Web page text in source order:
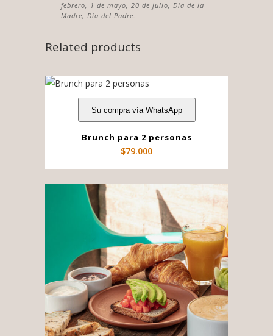
febrero, 1 de mayo, 20 de julio, Día de la
Madre, Día del Padre.
Related products
Su compra vía WhatsApp
Brunch para 2 personas
$79.000